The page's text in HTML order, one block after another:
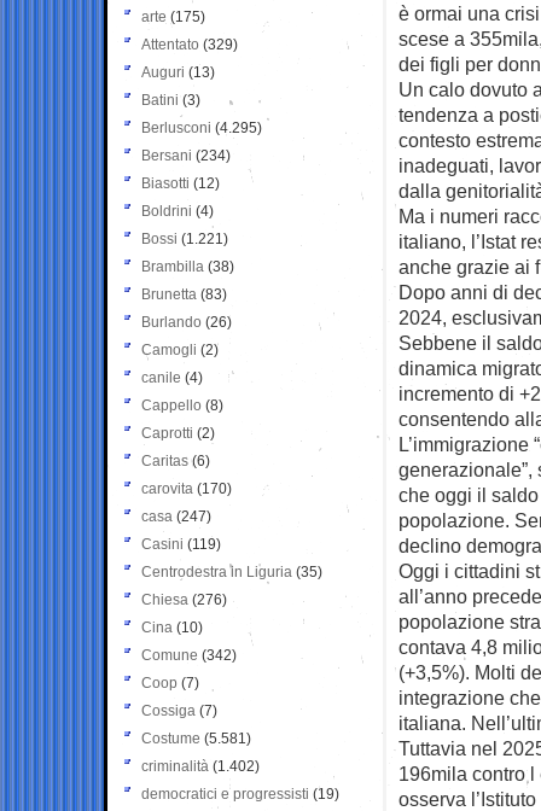
è ormai una
scese a
dei figli per
Un calo dovuto
tendenza a
contesto
inadeguati,
dalla
Ma i numeri
italiano, l’Istat
anche grazie ai
Dopo anni di
2024,
Sebbene il
dinamica
incremento di
consentendo
L’immigrazione
generazionale”,
che oggi il
popolazione.
declino
Oggi i cittadini
all’anno
popolazione
contava 4,8
(+3,5%). Molti
integrazione
italiana.
Tuttavia nel
196mila contro
osserva
arte (175)
Attentato (329)
Auguri (13)
Batini (3)
Berlusconi (4.295)
Bersani (234)
Biasotti (12)
Boldrini (4)
Bossi (1.221)
Brambilla (38)
Brunetta (83)
Burlando (26)
Camogli (2)
canile (4)
Cappello (8)
Caprotti (2)
Caritas (6)
carovita (170)
casa (247)
Casini (119)
Centrodestra in Liguria (35)
Chiesa (276)
Cina (10)
Comune (342)
Coop (7)
Cossiga (7)
Costume (5.581)
criminalità (1.402)
democratici e progressisti (19)